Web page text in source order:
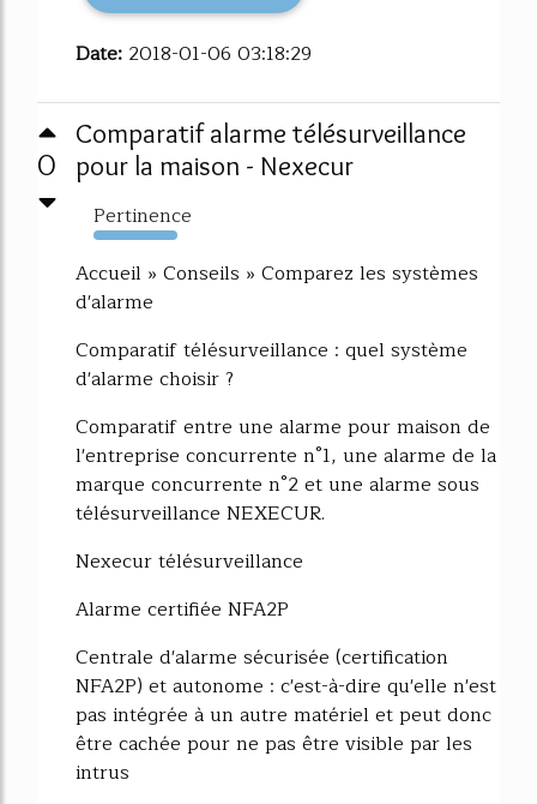
Date: 2018-01-06 03:18:29
0
Comparatif alarme télésurveillance
pour la maison - Nexecur
Pertinence
2543%
Accueil » Conseils » Comparez les systèmes
d'alarme
Comparatif télésurveillance : quel système
d'alarme choisir ?
Comparatif entre une alarme pour maison de
l'entreprise concurrente n°1, une alarme de la
marque concurrente n°2 et une alarme sous
télésurveillance NEXECUR.
Nexecur télésurveillance
Alarme certifiée NFA2P
Centrale d'alarme sécurisée (certification
NFA2P) et autonome : c'est-à-dire qu'elle n'est
pas intégrée à un autre matériel et peut donc
être cachée pour ne pas être visible par les
intrus